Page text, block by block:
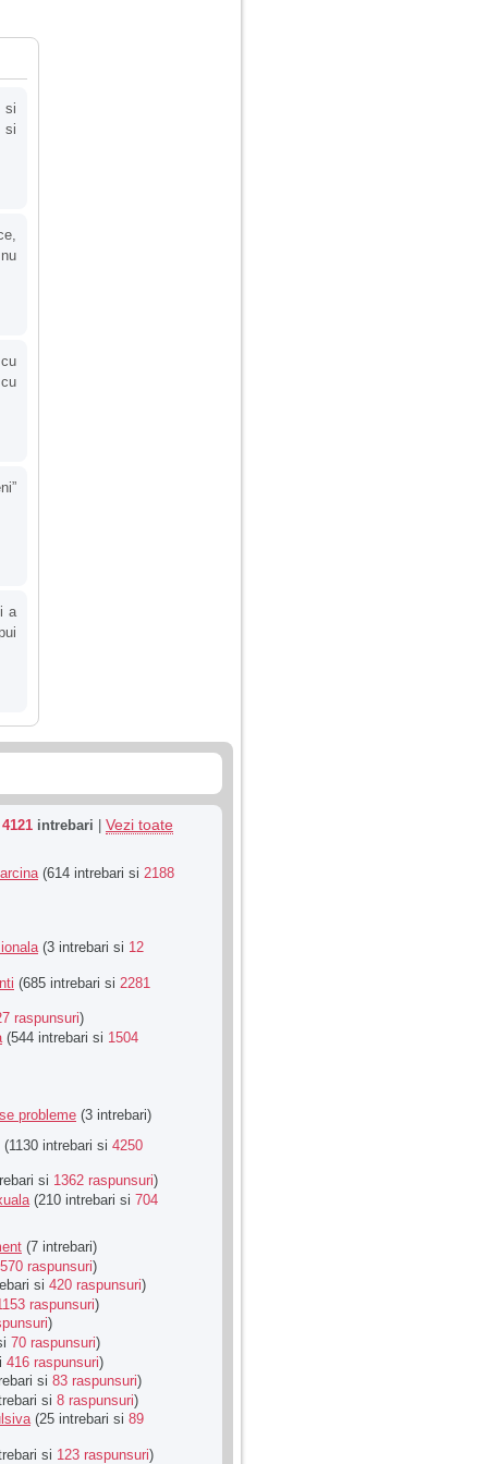
si
si
a
4121 intrebari Vezi toate
(614 intrebari si 2188
(3 intrebari si 12
(685 intrebari si 2281
raspunsuri)
(544 intrebari si 1504
probleme (3 intrebari)
(1130 intrebari si 4250
si 1362 raspunsuri)
(210 intrebari si 704
(7 intrebari)
570 raspunsuri)
si 420 raspunsuri)
raspunsuri)
)
70 raspunsuri)
416 raspunsuri)
si 83 raspunsuri)
si 8 raspunsuri)
(25 intrebari si 89
si 123 raspunsuri)